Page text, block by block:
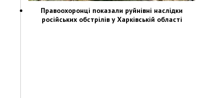
Правоохоронці показали руйнівні наслідки
російських обстрілів у Харківській області